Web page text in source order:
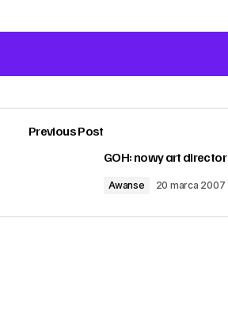
zalogować
Previous Post
GOH: nowy art director
Awanse 20 marca 2007